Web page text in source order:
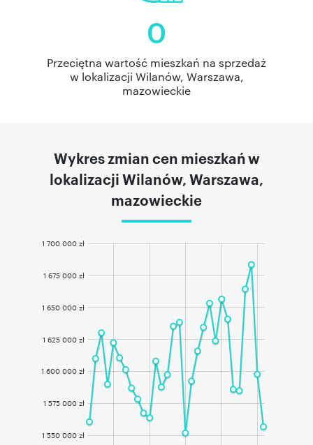
0
Przeciętna wartość mieszkań na sprzedaż
w lokalizacji Wilanów, Warszawa,
mazowieckie
Wykres zmian cen mieszkań w
lokalizacji Wilanów, Warszawa,
mazowieckie
1 550 000 zł
1 575 000 zł
1 600 000 zł
1 625 000 zł
1 650 000 zł
1 675 000 zł
1 700 000 zł